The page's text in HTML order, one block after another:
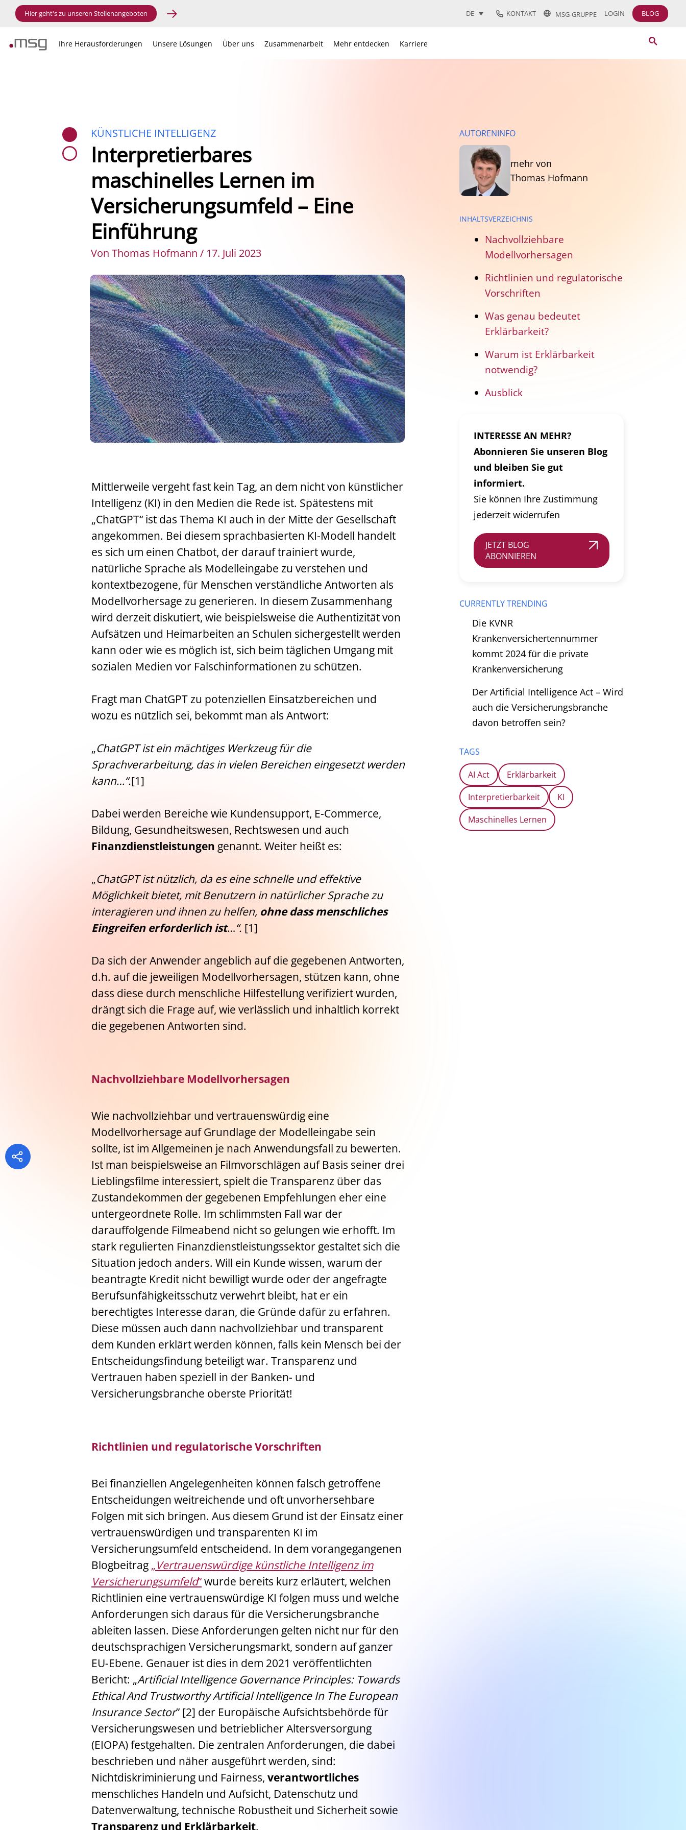
Hier geht's zu unseren Stellenangeboten DE KONTAKT MSG-GRUPPE LOGIN BLOG
Ihre Herausforderungen Unsere Lösungen Über uns Zusammenarbeit Mehr entdecken Karriere
KÜNSTLICHE INTELLIGENZ
Interpretierbares
maschinelles Lernen im
Versicherungsumfeld – Eine
Einführung
Von Thomas Hofmann / 17. Juli 2023
Mittlerweile vergeht fast kein Tag, an dem nicht von künstlicher
Intelligenz (KI) in den Medien die Rede ist. Spätestens mit
„ChatGPT“ ist das Thema KI auch in der Mitte der Gesellschaft
angekommen. Bei diesem sprachbasierten KI-Modell handelt
es sich um einen Chatbot, der darauf trainiert wurde,
natürliche Sprache als Modelleingabe zu verstehen und
kontextbezogene, für Menschen verständliche Antworten als
Modellvorhersage zu generieren. In diesem Zusammenhang
wird derzeit diskutiert, wie beispielsweise die Authentizität von
Aufsätzen und Heimarbeiten an Schulen sichergestellt werden
kann oder wie es möglich ist, sich beim täglichen Umgang mit
sozialen Medien vor Falschinformationen zu schützen.
Fragt man ChatGPT zu potenziellen Einsatzbereichen und
wozu es nützlich sei, bekommt man als Antwort:
„ChatGPT ist ein mächtiges Werkzeug für die
Sprachverarbeitung, das in vielen Bereichen eingesetzt werden
kann…“.[1]
Dabei werden Bereiche wie Kundensupport, E-Commerce,
Bildung, Gesundheitswesen, Rechtswesen und auch
Finanzdienstleistungen genannt. Weiter heißt es:
„ChatGPT ist nützlich, da es eine schnelle und effektive
Möglichkeit bietet, mit Benutzern in natürlicher Sprache zu
interagieren und ihnen zu helfen, ohne dass menschliches
Eingreifen erforderlich ist…“. [1]
Da sich der Anwender angeblich auf die gegebenen Antworten,
d.h. auf die jeweiligen Modellvorhersagen, stützen kann, ohne
dass diese durch menschliche Hilfestellung verifiziert wurden,
drängt sich die Frage auf, wie verlässlich und inhaltlich korrekt
die gegebenen Antworten sind.
Nachvollziehbare Modellvorhersagen
Wie nachvollziehbar und vertrauenswürdig eine
Modellvorhersage auf Grundlage der Modelleingabe sein
sollte, ist im Allgemeinen je nach Anwendungsfall zu bewerten.
Ist man beispielsweise an Filmvorschlägen auf Basis seiner drei
Lieblingsfilme interessiert, spielt die Transparenz über das
Zustandekommen der gegebenen Empfehlungen eher eine
untergeordnete Rolle. Im schlimmsten Fall war der
darauffolgende Filmeabend nicht so gelungen wie erhofft. Im
stark regulierten Finanzdienstleistungssektor gestaltet sich die
Situation jedoch anders. Will ein Kunde wissen, warum der
beantragte Kredit nicht bewilligt wurde oder der angefragte
Berufsunfähigkeitsschutz verwehrt bleibt, hat er ein
berechtigtes Interesse daran, die Gründe dafür zu erfahren.
Diese müssen auch dann nachvollziehbar und transparent
dem Kunden erklärt werden können, falls kein Mensch bei der
Entscheidungsfindung beteiligt war. Transparenz und
Vertrauen haben speziell in der Banken- und
Versicherungsbranche oberste Priorität!
Richtlinien und regulatorische Vorschriften
Bei finanziellen Angelegenheiten können falsch getroffene
Entscheidungen weitreichende und oft unvorhersehbare
Folgen mit sich bringen. Aus diesem Grund ist der Einsatz einer
vertrauenswürdigen und transparenten KI im
Versicherungsumfeld entscheidend. In dem vorangegangenen
Blogbeitrag „Vertrauenswürdige künstliche Intelligenz im
Versicherungsumfeld“wurde bereits kurz erläutert, welchen
Richtlinien eine vertrauenswürdige KI folgen muss und welche
Anforderungen sich daraus für die Versicherungsbranche
ableiten lassen. Diese Anforderungen gelten nicht nur für den
deutschsprachigen Versicherungsmarkt, sondern auf ganzer
EU-Ebene. Genauer ist dies in dem 2021 veröffentlichten
Bericht: „Artificial Intelligence Governance Principles: Towards
Ethical And Trustworthy Artificial Intelligence In The European
Insurance Sector” [2] der Europäische Aufsichtsbehörde für
Versicherungswesen und betrieblicher Altersversorgung
(EIOPA) festgehalten. Die zentralen Anforderungen, die dabei
beschrieben und näher ausgeführt werden, sind:
Nichtdiskriminierung und Fairness,verantwortliches
menschliches Handeln und Aufsicht, Datenschutz und
Datenverwaltung, technische Robustheit und Sicherheit sowie
Transparenz und Erklärbarkeit.
AUTORENINFO
mehr von
Thomas Hofmann
INHALTSVERZEICHNIS
Nachvollziehbare
Modellvorhersagen
Richtlinien und regulatorische
Vorschriften
Was genau bedeutet
Erklärbarkeit?
Warum ist Erklärbarkeit
notwendig?
Ausblick
INTERESSE AN MEHR?
Abonnieren Sie unseren Blog
und bleiben Sie gut
informiert.
Sie können Ihre Zustimmung
jederzeit widerrufen
JETZT BLOG
ABONNIEREN
CURRENTLY TRENDING
Die KVNR
Krankenversichertennummer
kommt 2024 für die private
Krankenversicherung
Der Artificial Intelligence Act – Wird
auch die Versicherungsbranche
davon betroffen sein?
TAGS
AI Act
Erklärbarkeit
Interpretierbarkeit
KI
Maschinelles Lernen